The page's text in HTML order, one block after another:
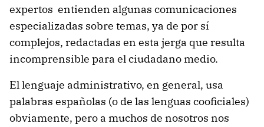
expertos entienden algunas comunicaciones
especializadas sobre temas, ya de por sí
complejos, redactadas en esta jerga que resulta
incomprensible para el ciudadano medio.
El lenguaje administrativo, en general, usa
palabras españolas (o de las lenguas cooficiales)
obviamente, pero a muchos de nosotros nos